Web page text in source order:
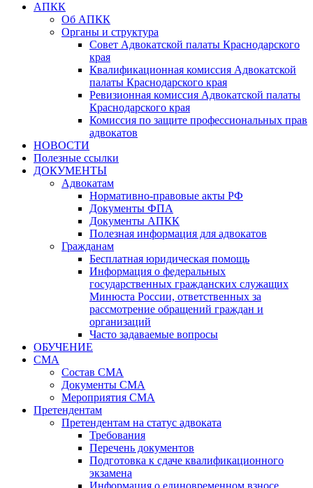
АПКК
Об АПКК
Органы и структура
Совет Адвокатской палаты Краснодарского
края
Квалификационная комиссия Адвокатской
палаты Краснодарского края
Ревизионная комиссия Адвокатской палаты
Краснодарского края
Комиссия по защите профессиональных прав
адвокатов
НОВОСТИ
Полезные ссылки
ДОКУМЕНТЫ
Адвокатам
Нормативно-правовые акты РФ
Документы ФПА
Документы АПКК
Полезная информация для адвокатов
Гражданам
Бесплатная юридическая помощь
Информация о федеральных
государственных гражданских служащих
Минюста России, ответственных за
рассмотрение обращений граждан и
организаций
Часто задаваемые вопросы
ОБУЧЕНИЕ
СМА
Состав СМА
Документы СМА
Мероприятия СМА
Претендентам
Претендентам на статус адвоката
Требования
Перечень документов
Подготовка к сдаче квалификационного
экзамена